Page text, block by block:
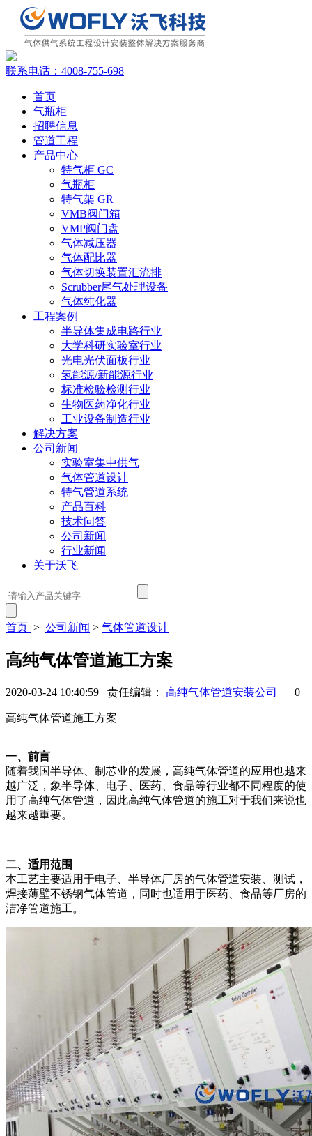
联系电话： 4008-755-698
首页
气瓶柜
招聘信息
管道工程
产品中心
特气柜 GC
气瓶柜
特气架 GR
VMB阀门箱
VMP阀门盘
气体减压器
气体配比器
气体切换装置汇流排
Scrubber尾气处理设备
气体纯化器
工程案例
半导体集成电路行业
大学科研实验室行业
光电光伏面板行业
氢能源/新能源行业
标准检验检测行业
生物医药净化行业
工业设备制造行业
解决方案
公司新闻
实验室集中供气
气体管道设计
特气管道系统
产品百科
技术问答
公司新闻
行业新闻
关于沃飞
首页 > 公司新闻 > 气体管道设计
高纯气体管道施工方案
2020-03-24 10:40:59 责任编辑： 高纯气体管道安装公司 0
高纯气体管道施工方案
一、前言
随着我国半导体、制芯业的发展，高纯气体管道的应用也越来
越广泛，象半导体、电子、医药、食品等行业都不同程度的使
用了高纯气体管道，因此高纯气体管道的施工对于我们来说也
越来越重要。
二、适用范围
本工艺主要适用于电子、半导体厂房的气体管道安装、测试，
焊接薄壁不锈钢气体管道，同时也适用于医药、食品等厂房的
洁净管道施工。